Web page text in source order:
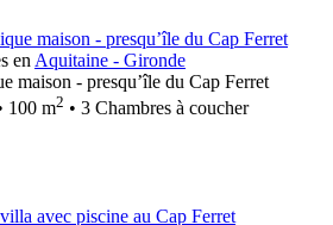
enAquitaine - Gironde
maison - presqu’île du Cap Ferret
100 m2 • 3 Chambres à coucher